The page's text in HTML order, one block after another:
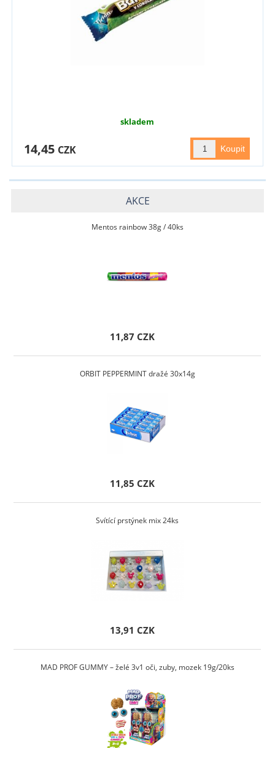
skladem
14,45 CZK
AKCE
Mentos rainbow 38g / 40ks
11,87 CZK
ORBIT PEPPERMINT dražé 30x14g
11,85 CZK
Svítící prstýnek mix 24ks
13,91 CZK
MAD PROF GUMMY – želé 3v1 oči, zuby, mozek 19g/20ks